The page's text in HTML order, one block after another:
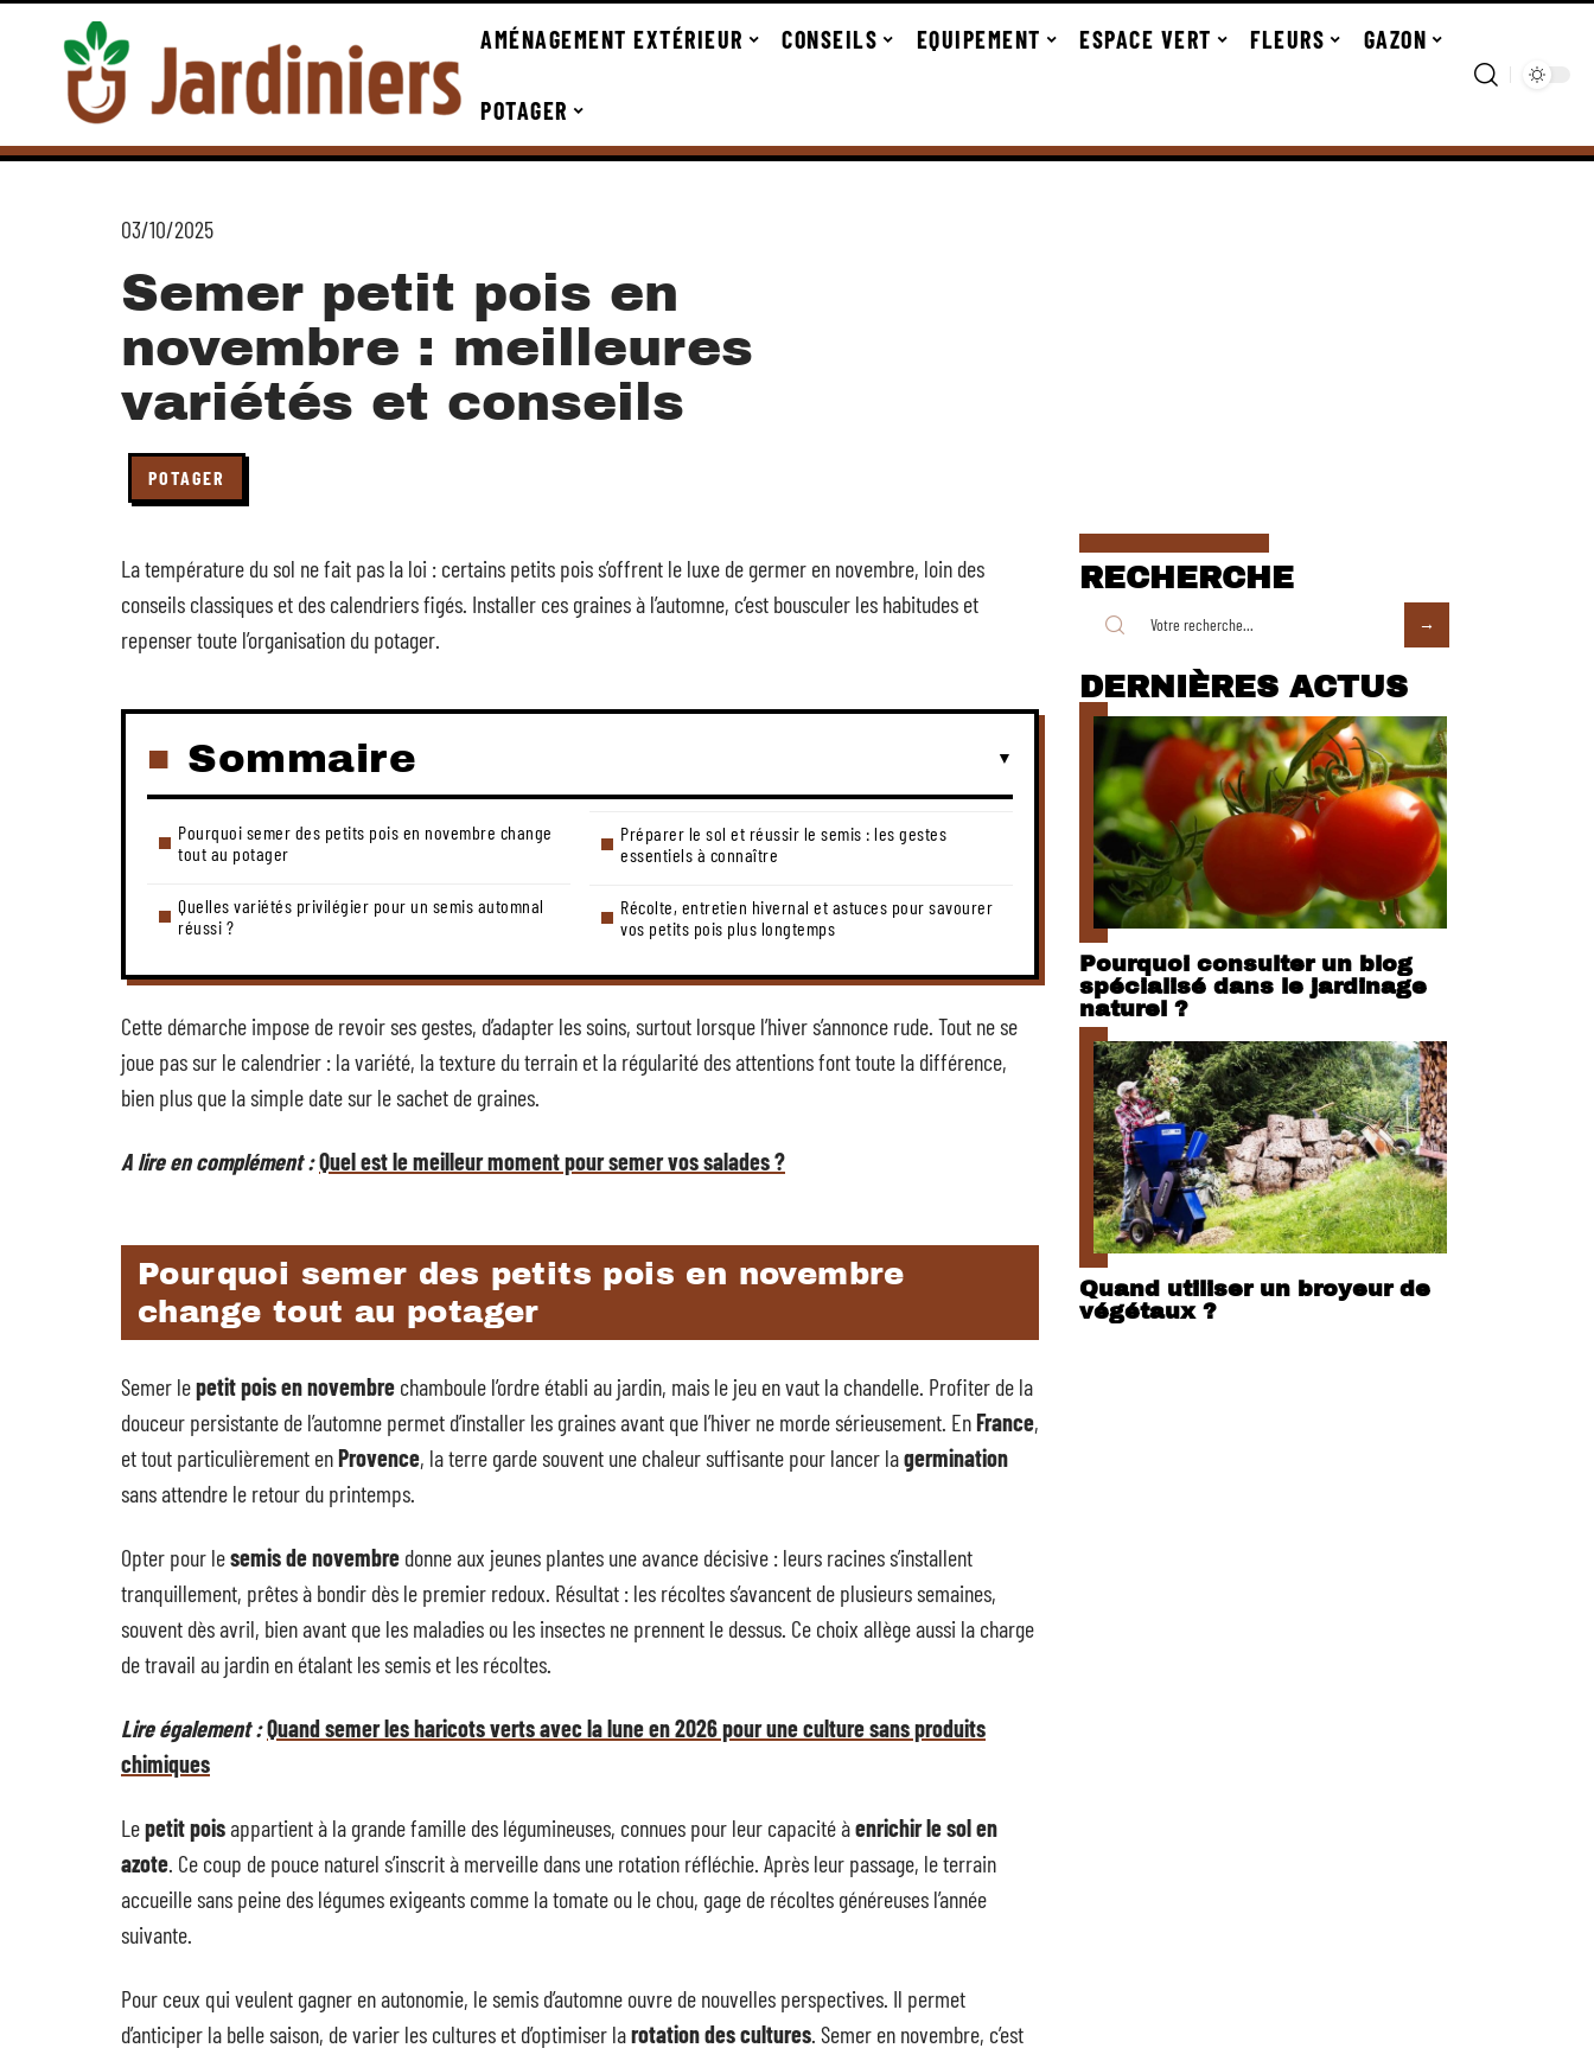
AMÉNAGEMENT EXTÉRIEUR CONSEILS EQUIPEMENT ESPACE VERT FLEURS GAZON
POTAGER
03/10/2025
Semer petit pois en
novembre : meilleures
variétés et conseils
POTAGER
La température du sol ne fait pas la loi : certains petits pois s’offrent le luxe de germer en novembre, loin des
conseils classiques et des calendriers figés. Installer ces graines à l’automne, c’est bousculer les habitudes et
repenser toute l’organisation du potager.
Sommaire
Pourquoi semer des petits pois en novembre change
tout au potager
Quelles variétés privilégier pour un semis automnal
réussi ?
Préparer le sol et réussir le semis : les gestes
essentiels à connaître
Récolte, entretien hivernal et astuces pour savourer
vos petits pois plus longtemps
Cette démarche impose de revoir ses gestes, d’adapter les soins, surtout lorsque l’hiver s’annonce rude. Tout ne se
joue pas sur le calendrier : la variété, la texture du terrain et la régularité des attentions font toute la différence,
bien plus que la simple date sur le sachet de graines.
A lire en complément :Quel est le meilleur moment pour semer vos salades ?
Pourquoi semer des petits pois en novembre
change tout au potager
Semer lepetit pois en novembre chamboule l’ordre établi au jardin, mais le jeu en vaut la chandelle. Profiter de la
douceur persistante de l’automne permet d’installer les graines avant que l’hiver ne morde sérieusement. EnFrance,
et tout particulièrement enProvence, la terre garde souvent une chaleur suffisante pour lancer lagermination
sans attendre le retour du printemps.
Opter pour lesemis de novembre donne aux jeunes plantes une avance décisive : leurs racines s’installent
tranquillement, prêtes à bondir dès le premier redoux. Résultat : les récoltes s’avancent de plusieurs semaines,
souvent dès avril, bien avant que les maladies ou les insectes ne prennent le dessus. Ce choix allège aussi la charge
de travail au jardin en étalant les semis et les récoltes.
Lire également :Quand semer les haricots verts avec la lune en 2026 pour une culture sans produits
chimiques
Lepetit poisappartient à la grande famille des légumineuses, connues pour leur capacité àenrichir le sol en
azote. Ce coup de pouce naturel s’inscrit à merveille dans une rotation réfléchie. Après leur passage, le terrain
accueille sans peine des légumes exigeants comme la tomate ou le chou, gage de récoltes généreuses l’année
suivante.
Pour ceux qui veulent gagner en autonomie, le semis d’automne ouvre de nouvelles perspectives. Il permet
d’anticiper la belle saison, de varier les cultures et d’optimiser larotation des cultures. Semer en novembre, c’est
RECHERCHE
DERNIÈRES ACTUS
Pourquoi consulter un blog
spécialisé dans le jardinage
naturel ?
Quand utiliser un broyeur de
végétaux ?